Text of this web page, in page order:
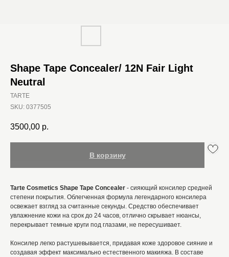
Shape Tape Concealer/ 12N Fair Light
Neutral
TARTE
SKU: 0377505
3500,00 р.
В корзину
Tarte Cosmetics Shape Tape Concealer - сияющий консилер средней
степени покрытия. Облегченная формула легендарного консилера
освежает взгляд за считанные секунды. Средство обеспечивает
увлажнение кожи на срок до 24 часов, отлично скрывает нюансы,
перекрывает темные круги под глазами, не пересушивает.
Консилер легко растушевывается, придавая коже здоровое сияние и
создавая эффект максимально естественного макияжа. В составе